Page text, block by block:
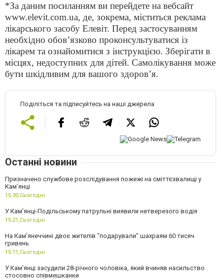
*За даним посиланням ви перейдете на вебсайт
www.elevit.com.ua, де, зокрема, міститься реклама
лікарського засобу Елевіт. Перед застосуванням
необхідно обов’язково проконсультуватися із
лікарем та ознайомитися з інструкцією. Зберігати в
місцях, недоступних для дітей. Самолікування може
бути шкідливим для вашого здоров’я.
Поділіться та підписуйтесь на наші джерела
Останні новини
Призначено службове розслідування пожежі на сміттєзвалищі у
Кам’янці
15:30,Сьогодні
У Кам’янці-Подільському патрульні виявили нетверезого водія
15:21,Сьогодні
На Камʼянеччині двоє жителів "подарували" шахраям 60 тисяч
гривень
15:11,Сьогодні
У Камʼянці засудили 28-річного чоловіка, який вчиняв насильство
стосовно співмешканки